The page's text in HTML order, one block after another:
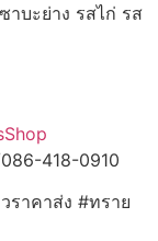
าบะย่าง รสไก่ รส
418-0910
ราคาส่ง #ทราย